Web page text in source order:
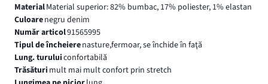
MaterialMaterial superior: 82% bumbac, 17% poliester, 1% elastan
Culoarenegru denim
Număr articol91565995
Tipul de încheierenasture,fermoar, se închide în faţă
Lung. turuluiconfortabilă
Trăsături mult mai mult confort prin stretch